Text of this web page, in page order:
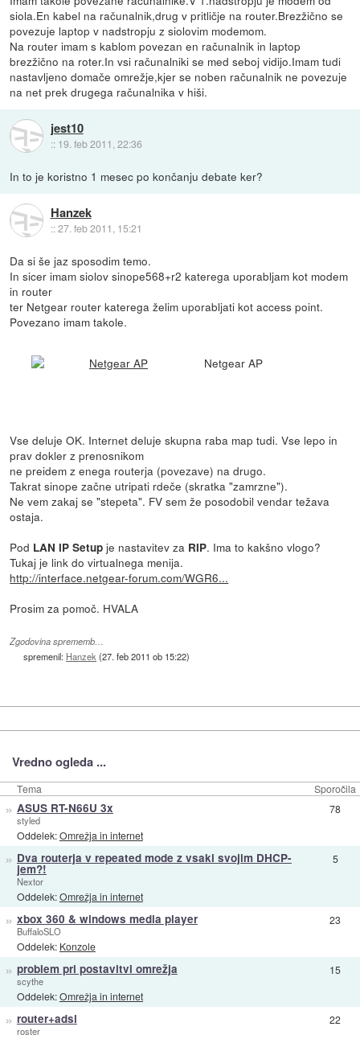
siola.En kabel na računalnik,drug v pritličje na router.Brezžično se
povezuje laptop v nadstropju z siolovim modemom.
Na router imam s kablom povezan en računalnik in laptop
brezžično na roter.In vsi računalniki se med seboj vidijo.Imam tudi
nastavljeno domače omrežje,kjer se noben računalnik ne povezuje
na net prek drugega računalnika v hiši.
jest10
:: 19. feb 2011, 22:36
In to je koristno 1 mesec po končanju debate ker?
Hanzek
::27. feb 2011, 15:21
Da si še jaz sposodim temo.
In sicer imam siolov sinope568+r2 katerega uporabljam kot modem
in router
ter Netgear router katerega želim uporabljati kot access point.
Povezano imam takole.
Netgear AP
Vse deluje OK. Internet deluje skupna raba map tudi. Vse lepo in
prav dokler z prenosnikom
ne preidem z enega routerja (povezave) na drugo.
Takrat sinope začne utripati rdeče (skratka "zamrzne").
Ne vem zakaj se "stepeta". FV sem že posodobil vendar težava
ostaja.
Pod LAN IP Setup je nastavitev za RIP. Ima to kakšno vlogo?
Tukaj je link do virtualnega menija.
http://interface.netgear-forum.com/WGR6...
Prosim za pomoč. HVALA
Zgodovina sprememb…
spremenil: Hanzek(27. feb 2011 ob 15:22)
Vredno ogleda ...
Tema Sporočila
» ASUS RT-N66U 3x
styled
Oddelek:Omrežja in internet
78
» Dva routerja v repeated mode z vsaki svojim DHCP-
jem?!
Nextor
Oddelek:Omrežja in internet
5
» xbox 360 & windows media player
BuffaloSLO
Oddelek: Konzole
23
» problem pri postavitvi omrežja
scythe
Oddelek:Omrežja in internet
15
» router+adsl
roster
22